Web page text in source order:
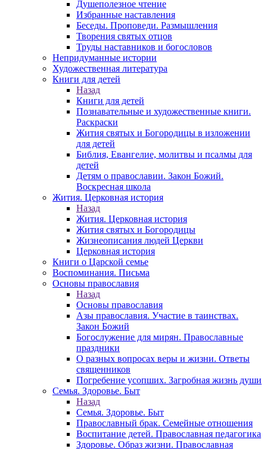
Душеполезное чтение
Избранные наставления
Беседы. Проповеди. Размышления
Творения святых отцов
Труды наставников и богословов
Непридуманные истории
Художественная литература
Книги для детей
Назад
Книги для детей
Познавательные и художественные книги.
Раскраски
Жития святых и Богородицы в изложении
для детей
Библия, Евангелие, молитвы и псалмы для
детей
Детям о православии. Закон Божий.
Воскресная школа
Жития. Церковная история
Назад
Жития. Церковная история
Жития святых и Богородицы
Жизнеописания людей Церкви
Церковная история
Книги о Царской семье
Воспоминания. Письма
Основы православия
Назад
Основы православия
Азы православия. Участие в таинствах.
Закон Божий
Богослужение для мирян. Православные
праздники
О разных вопросах веры и жизни. Ответы
священников
Погребение усопших. Загробная жизнь души
Семья. Здоровье. Быт
Назад
Семья. Здоровье. Быт
Православный брак. Семейные отношения
Воспитание детей. Православная педагогика
Здоровье. Образ жизни. Православная